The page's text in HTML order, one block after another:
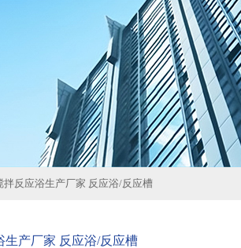
反应浴生产厂家 反应浴/反应槽
产厂家 反应浴/反应槽